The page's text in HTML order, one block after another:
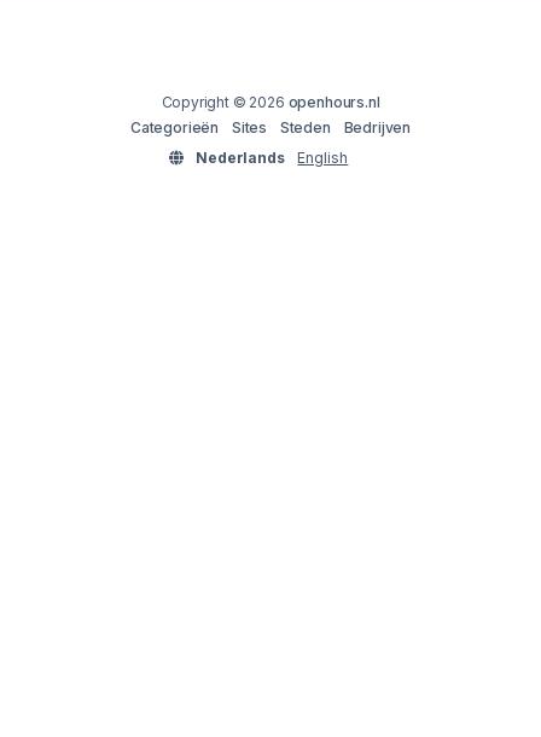
Copyright © 2026 openhours.nl
Categorieën
Sites Steden
Bedrijven
Nederlands
English